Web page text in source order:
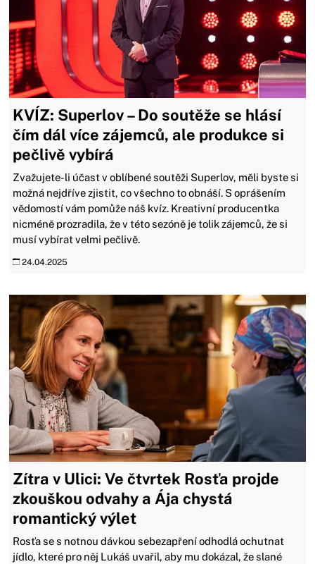
KVÍZ: Superlov – Do soutěže se hlásí
čím dál více zájemců, ale produkce si
pečlivě vybírá
Zvažujete-li účast v oblíbené soutěži Superlov, měli byste si
možná nejdříve zjistit, co všechno to obnáší. S oprášením
vědomostí vám pomůže náš kvíz. Kreativní producentka
nicméně prozradila, že v této sezóně je tolik zájemců, že si
musí vybírat velmi pečlivě.
24.04.2025
Zítra v Ulici: Ve čtvrtek Rosťa projde
zkouškou odvahy a Ája chystá
romantický výlet
Rosťa se s notnou dávkou sebezapření odhodlá ochutnat
jídlo, které pro něj Lukáš uvařil, aby mu dokázal, že slané